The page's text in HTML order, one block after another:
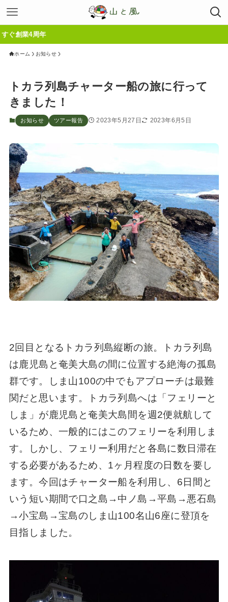
ホーム お知らせ
トカラ列島チャーター船の旅に行って
きました！
お知らせ ツアー報告 2023年5月27日 2023年6月5日
2回目となるトカラ列島縦断の旅。トカラ列島
は鹿児島と奄美大島の間に位置する絶海の孤島
群です。しま山100の中でもアプローチは最難
関だと思います。トカラ列島へは「フェリーと
しま」が鹿児島と奄美大島間を週2便就航して
いるため、一般的にはこのフェリーを利用しま
す。しかし、フェリー利用だと各島に数日滞在
する必要があるため、1ヶ月程度の日数を要し
ます。今回はチャーター船を利用し、6日間と
いう短い期間で口之島→中ノ島→平島→悪石島
→小宝島→宝島のしま山100名山6座に登頂を
目指しました。